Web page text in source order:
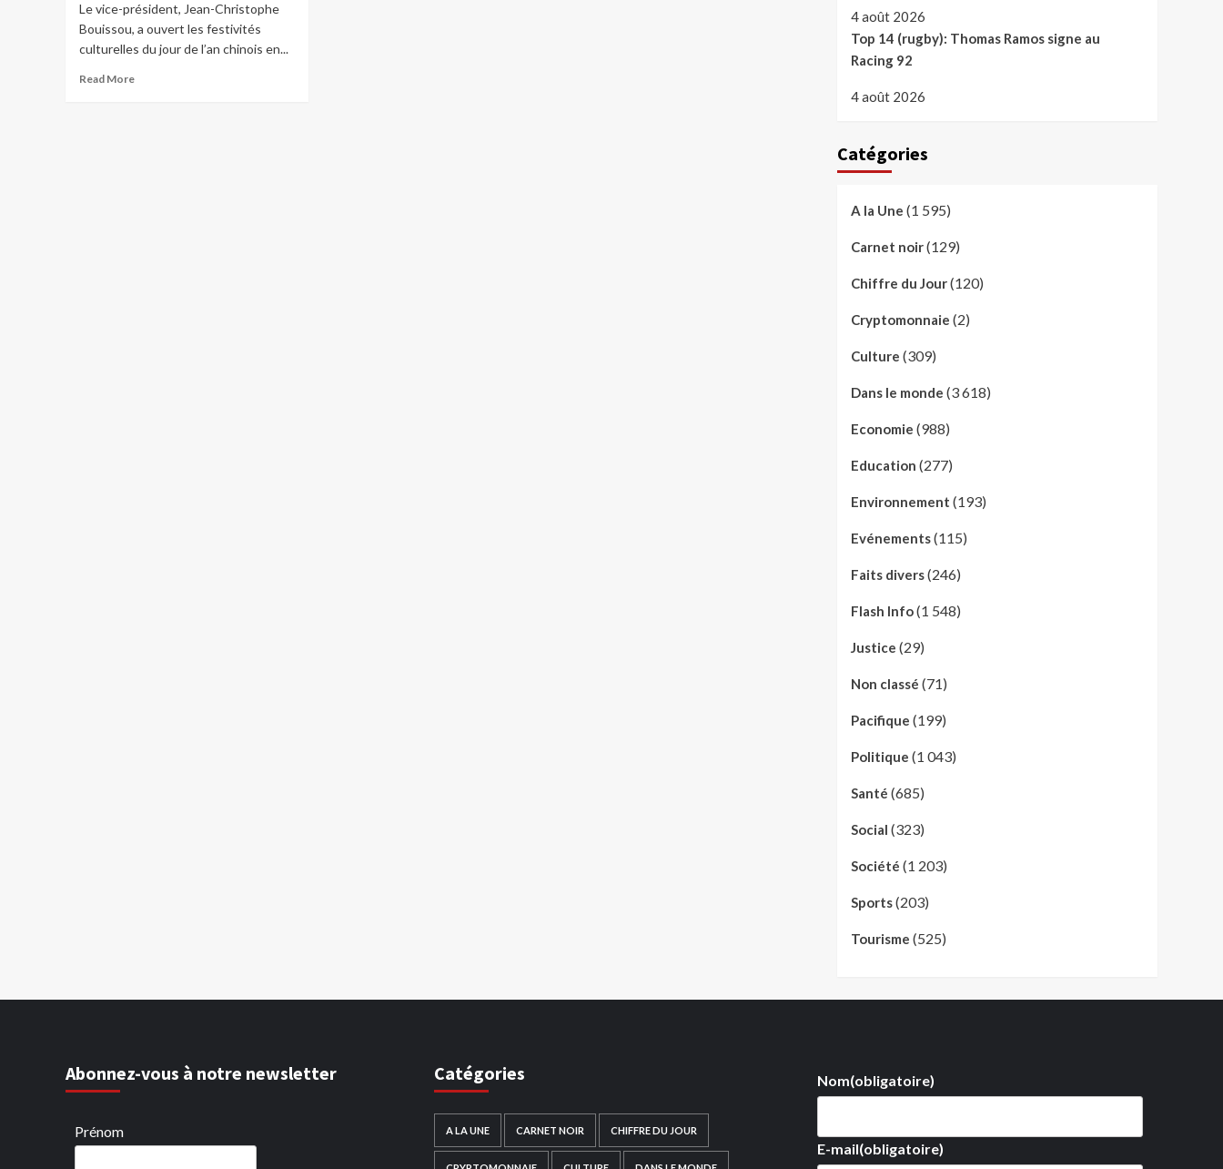
Le vice-président, Jean-Christophe
Bouissou, a ouvert les festivités
culturelles du jour de l’an chinois en...
Read More
4 août 2026
Top 14 (rugby): Thomas Ramos signe au
Racing 92
4 août 2026
Catégories
A la Une (1 595)
Carnet noir(129)
Chiffre du Jour(120)
Cryptomonnaie (2)
Culture (309)
Dans le monde (3 618)
Economie (988)
Education (277)
Environnement (193)
Evénements(115)
Faits divers(246)
Flash Info(1 548)
Justice (29)
Non classé (71)
Pacifique (199)
Politique (1 043)
Santé (685)
Social (323)
Société (1 203)
Sports(203)
Tourisme (525)
Abonnez-vous à notre newsletter
Prénom
Catégories
A LA UNE CARNET NOIR CHIFFRE DU JOUR
Nom(obligatoire)
E-mail(obligatoire)